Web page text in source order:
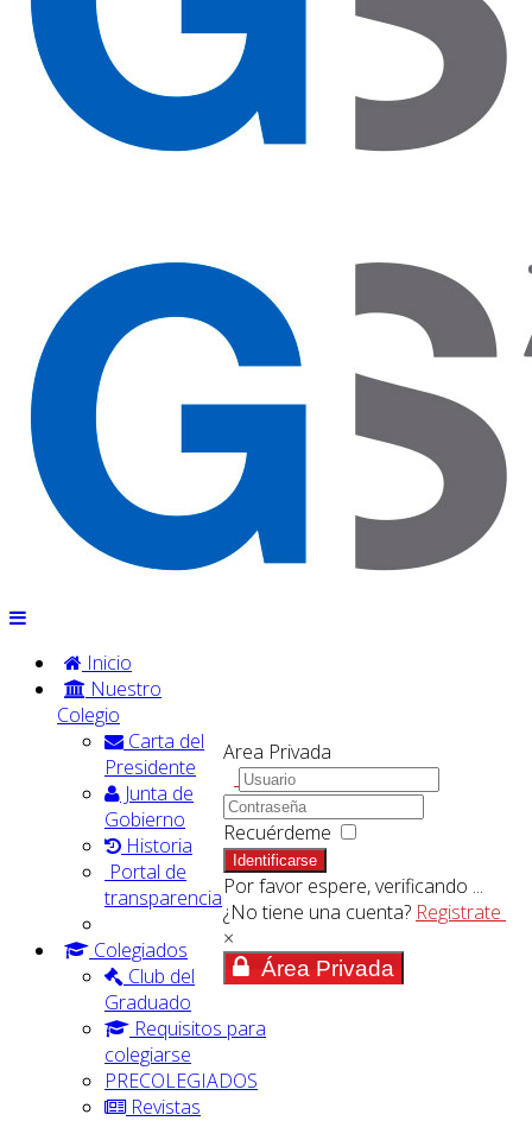
Area Privada
Recuérdeme
Identificarse
Por favor espere, verificando ...
¿No tiene una cuenta? Registrate
×
Área Privada
Inicio
Nuestro
Colegio
Carta del
Presidente
Junta de
Gobierno
Historia
Portal de
transparencia
Colegiados
Club del
Graduado
Requisitos para
colegiarse
PRECOLEGIADOS
Revistas